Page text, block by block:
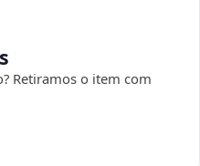
Retiramos o item com